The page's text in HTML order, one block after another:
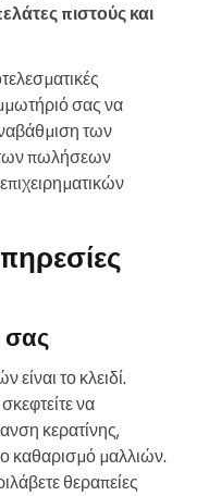
πιστούς και
σας να
των
των πωλήσεων
σας
το κλειδί.
να
κερατίνης,
καθαρισμό μαλλιών.
θεραπείες